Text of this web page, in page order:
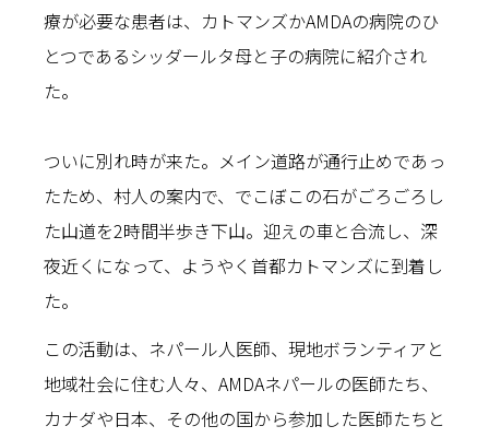
療が必要な患者は、カトマンズかAMDAの病院のひ
とつであるシッダールタ母と子の病院に紹介され
た。
ついに別れ時が来た。メイン道路が通行止めであっ
たため、村人の案内で、でこぼこの石がごろごろし
た山道を2時間半歩き下山。迎えの車と合流し、深
夜近くになって、ようやく首都カトマンズに到着し
た。
この活動は、ネパール人医師、現地ボランティアと
地域社会に住む人々、AMDAネパールの医師たち、
カナダや日本、その他の国から参加した医師たちと